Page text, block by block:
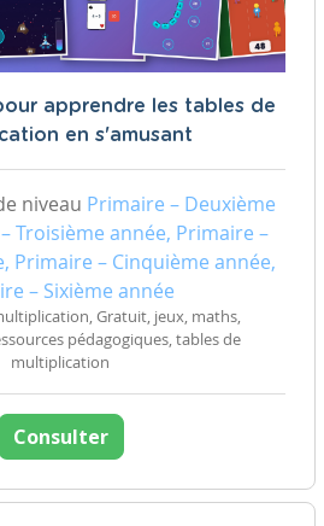
apprendre les tables de
en s'amusant
niveau Primaire – Deuxième
Troisième année, Primaire –
Primaire – Cinquième année,
– Sixième année
Gratuit, jeux, maths,
pédagogiques, tables de
multiplication
Consulter